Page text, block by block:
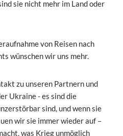
sie nicht mehr im Land oder
von Reisen nach
wünschen wir uns mehr.
zu unseren Partnern und
Ukraine - es sind die
sind, und wenn sie
wir sie immer wieder auf –
was Krieg unmöglich